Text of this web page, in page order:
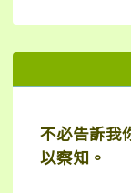
右邊區域內容
不必告訴我
以察知。